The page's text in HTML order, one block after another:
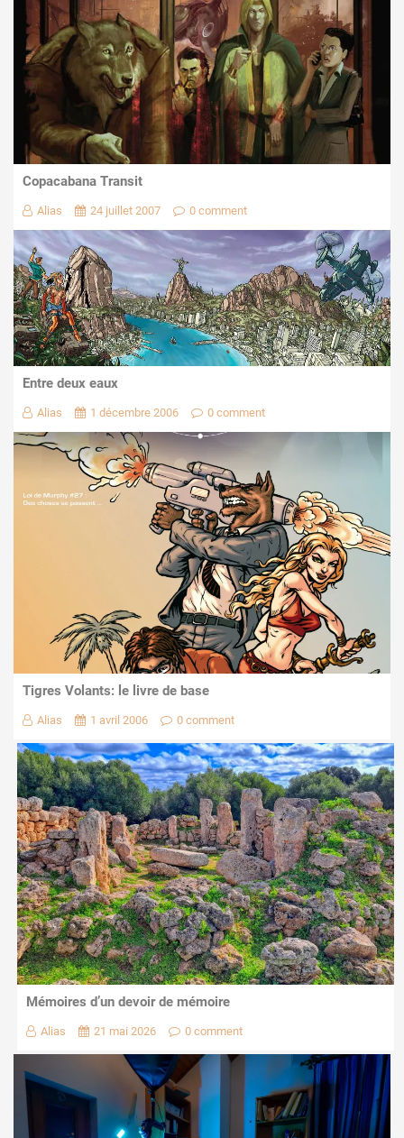
Copacabana Transit
Alias 24 juillet 2007 0 comment
Entre deux eaux
Alias 1 décembre 2006 0 comment
Tigres Volants: le livre de base
Alias 1 avril 2006 0 comment
Mémoires d’un devoir de mémoire
Alias 21 mai 2026 0 comment